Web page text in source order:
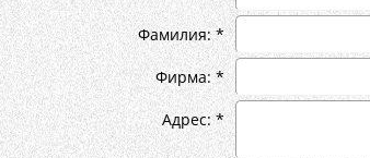
Фамилия: *
Фирма: *
Адрес: *